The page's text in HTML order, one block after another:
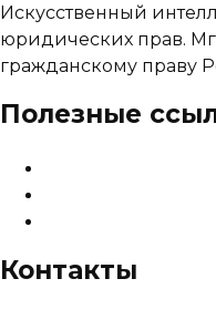
Искусственный
юридических прав.
гражданскому праву
Полезные
Контакты